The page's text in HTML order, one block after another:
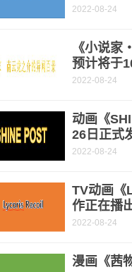
2022-08-24
《小说家
预计将于
2022-08-24
动画《
26日正式
2022-08-24
TV动画《
作正在播
2022-08-24
漫画《茜